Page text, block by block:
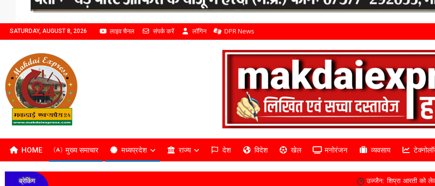
SATURDAY, AUGUST 8, 2026 लाइव चैनल संपर्क करें लॉगिन DPR News
HOME मुख्य समाचार मध्यप्रदेश राज्य देश विदेश खेल मनोरंजन व्यवसाय
ब्रेकिंग उज्जैन: शिप्रा आरती को लेकर पंडा समिति और